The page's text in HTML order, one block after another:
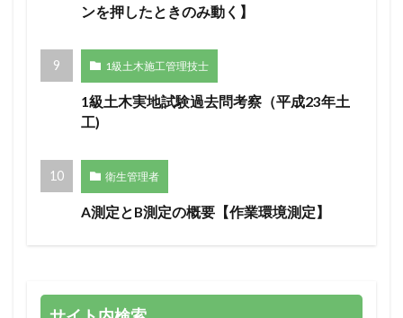
ンを押したときのみ動く】
1級土木施工管理技士
1級土木実地試験過去問考察（平成23年土
工)
衛生管理者
A測定とB測定の概要【作業環境測定】